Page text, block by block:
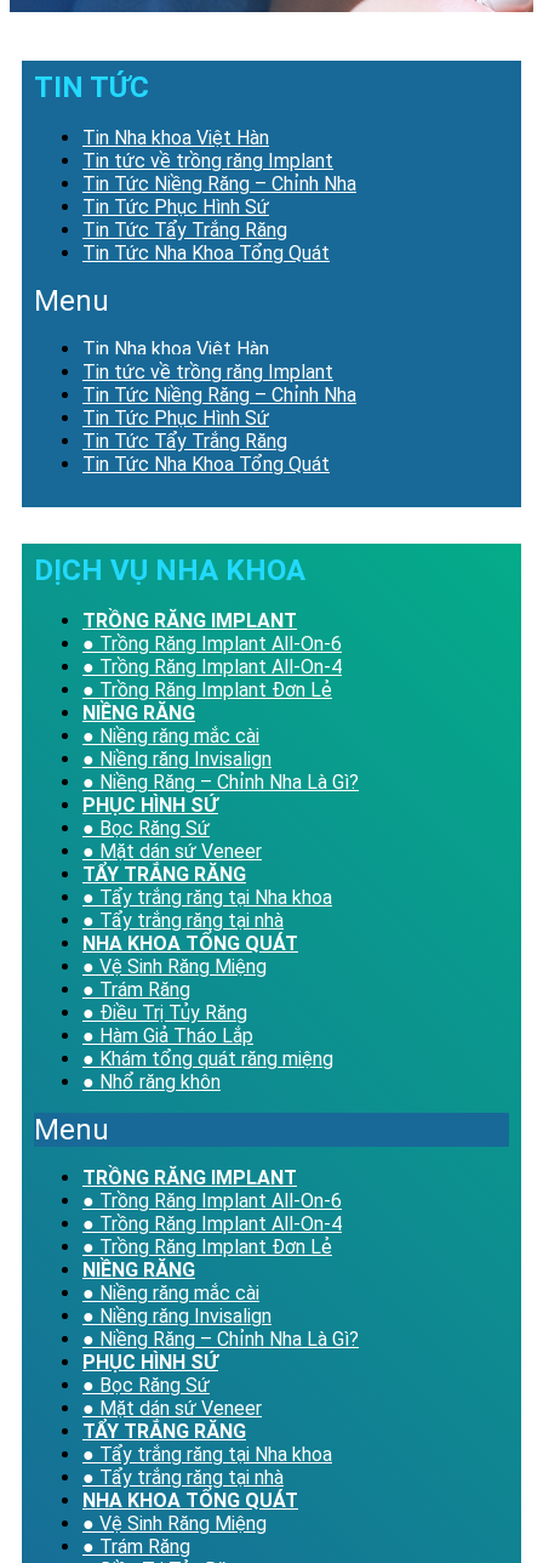
TIN TỨC
Tin Nha khoa Việt Hàn
Tin tức về trồng răng Implant
Tin Tức Niềng Răng – Chỉnh Nha
Tin Tức Phục Hình Sứ
Tin Tức Tẩy Trắng Răng
Tin Tức Nha Khoa Tổng Quát
Menu
Tin Nha khoa Việt Hàn
Tin tức về trồng răng Implant
Tin Tức Niềng Răng – Chỉnh Nha
Tin Tức Phục Hình Sứ
Tin Tức Tẩy Trắng Răng
Tin Tức Nha Khoa Tổng Quát
DỊCH VỤ NHA KHOA
TRỒNG RĂNG IMPLANT
● Trồng Răng Implant All-On-6
● Trồng Răng Implant All-On-4
● Trồng Răng Implant Đơn Lẻ
NIỀNG RĂNG
● Niềng răng mắc cài
● Niềng răng Invisalign
● Niềng Răng – Chỉnh Nha Là Gì?
PHỤC HÌNH SỨ
● Bọc Răng Sứ
● Mặt dán sứ Veneer
TẨY TRẮNG RĂNG
● Tẩy trắng răng tại Nha khoa
● Tẩy trắng răng tại nhà
NHA KHOA TỔNG QUÁT
● Vệ Sinh Răng Miệng
● Trám Răng
● Điều Trị Tủy Răng
● Hàm Giả Tháo Lắp
● Khám tổng quát răng miệng
● Nhổ răng khôn
Menu
TRỒNG RĂNG IMPLANT
● Trồng Răng Implant All-On-6
● Trồng Răng Implant All-On-4
● Trồng Răng Implant Đơn Lẻ
NIỀNG RĂNG
● Niềng răng mắc cài
● Niềng răng Invisalign
● Niềng Răng – Chỉnh Nha Là Gì?
PHỤC HÌNH SỨ
● Bọc Răng Sứ
● Mặt dán sứ Veneer
TẨY TRẮNG RĂNG
● Tẩy trắng răng tại Nha khoa
● Tẩy trắng răng tại nhà
NHA KHOA TỔNG QUÁT
● Vệ Sinh Răng Miệng
● Trám Răng